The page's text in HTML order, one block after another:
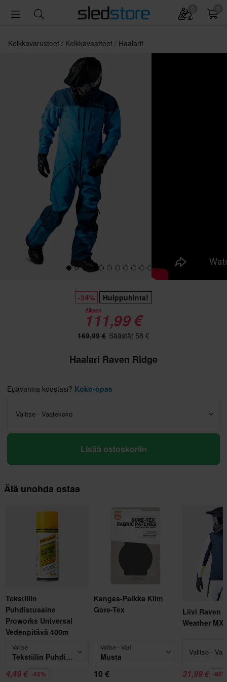
Kelkkavarusteet Kelkkavaatteet Haalarit
-34% Huippuhinta!
Alkaen
111,99 €
169,99 € Säästät 58 €
Haalari Raven Ridge
Epävarma koostasi? Koko-opas
Valitse - Vaatekoko
Lisää ostoskoriin
Älä unohda ostaa
Tekstiilin
Puhdistusaine
Proworks Universal
Vedenpitävä 400m
Valitse
Tekstiilin Puhdistusaine Proworks Universal Vedenpitävä 400m
4,49 € -55%
Kangas-Paikka Klim
Gore-Tex
Valitse - Väri
Musta
10 €
Liivi Raven
Weather MX
Valitse -
31,99 € -60%